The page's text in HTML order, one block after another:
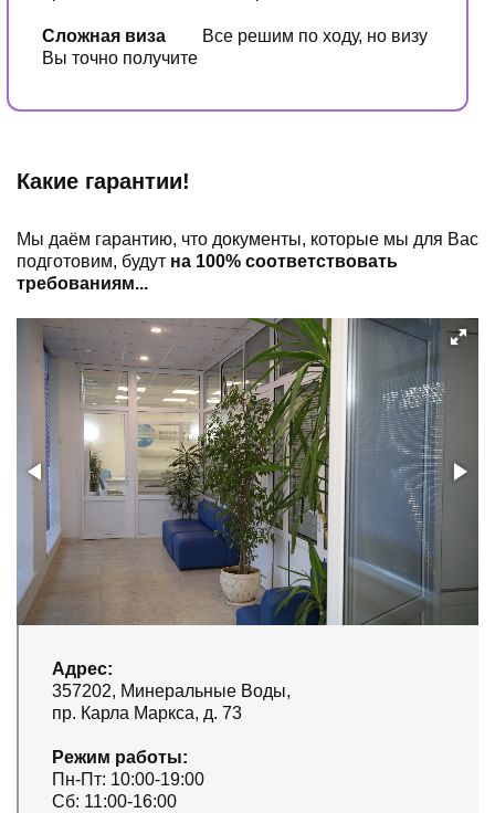
Сложная виза
Все решим по ходу, но визу
Вы точно получите
Какие гарантии!
Мы даём гарантию, что документы, которые мы для Вас
подготовим, будут на 100% соответствовать
требованиям...
Адрес:
357202, Минеральные Воды,
пр. Карла Маркса, д. 73
Режим работы:
Пн-Пт: 10:00-19:00
Сб: 11:00-16:00